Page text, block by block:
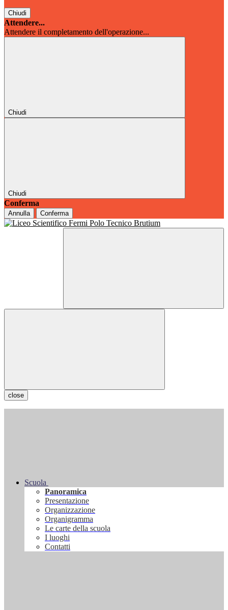
Chiudi
Attendere...
Attendere il completamento dell'operazione...
Chiudi
Chiudi
Conferma
Annulla Conferma
close
Scuola
Panoramica
Presentazione
Organizzazione
Organigramma
Le carte della scuola
I luoghi
Contatti